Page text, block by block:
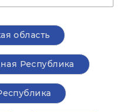
область
Республика